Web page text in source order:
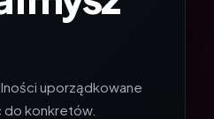
uporządkowane
konkretów.